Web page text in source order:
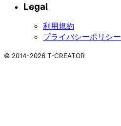
Legal
利用規約
プライバシーポリシー
© 2014-2026 T-CREATOR